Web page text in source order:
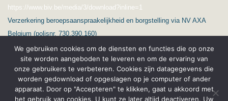
https://www.biv.be/media/3/download?inline=1
Verzerkering beroepsaanspraakelijkheid en borgstelling via NV AXA
Belgium (polisnr. 730.390.160)
We gebruiken cookies om de diensten en functies die op onze
site worden aangeboden te leveren en om de ervaring van
onze gebruikers te verbeteren. Cookies zijn datagegevens die
worden gedownload of opgeslagen op je computer of ander
apparaat. Door op "Accepteren" te klikken, gaat u akkoord met
het gebruik van cookies. U kunt ze later altijd deactiveren. Uw